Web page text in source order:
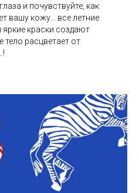
и почувствуйте, как
вашу кожу… все летние
яркие краски создают
тело расцветает от